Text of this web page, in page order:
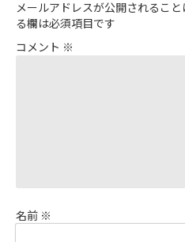
メールアドレスが公開されること
る欄は必須項目です
コメント ※
名前 ※